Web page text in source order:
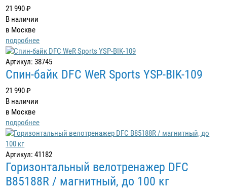
21 990 ₽
В наличии
в Москве
подробнее
Артикул: 38745
Спин-байк DFC WeR Sports YSP-BIK-109
21 990 ₽
В наличии
в Москве
подробнее
Артикул: 41182
Горизонтальный велотренажер DFC
B85188R / магнитный, до 100 кг